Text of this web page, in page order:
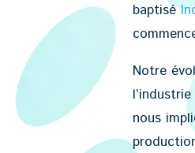
baptisé
Notre
nous